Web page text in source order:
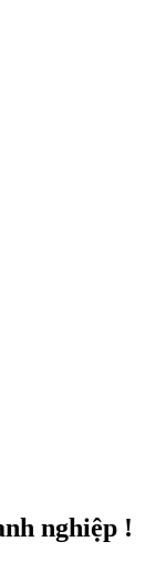
nghiệp !